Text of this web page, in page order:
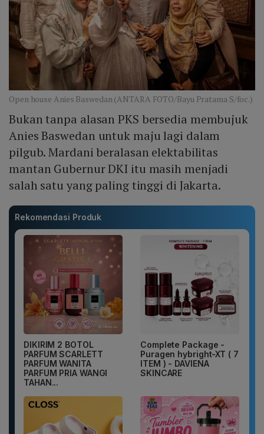
Open house Anies Baswedan (ANTARA FOTO/Bayu Pratama S/foc.)
Bukan tanpa alasan PKS bersedia membujuk
Anies Baswedan untuk maju lagi dalam
pilgub. Mardani beralasan elektabilitas
mantan Gubernur DKI itu masih menjadi
salah satu yang paling tinggi di Jakarta.
Rekomendasi Produk
DIKIRIM 2 BOTOL
PARFUM SCARLETT
PARFUM WANITA
PARFUM PRIA WANGI
TAHAN...
Complete Package -
Puragen hybright-XT ( 7
ITEM ) - DAVIENA
SKINCARE